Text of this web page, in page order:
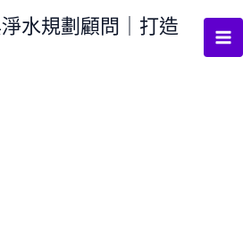
水規劃顧問｜打造